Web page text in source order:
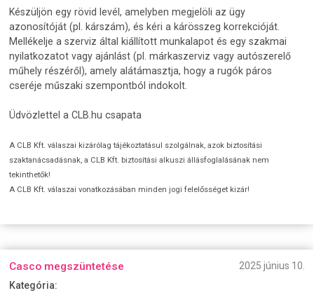
Készüljön egy rövid levél, amelyben megjelöli az ügy
azonosítóját (pl. kárszám), és kéri a kárösszeg korrekcióját.
Mellékelje a szerviz által kiállított munkalapot és egy szakmai
nyilatkozatot vagy ajánlást (pl. márkaszerviz vagy autószerelő
műhely részéről), amely alátámasztja, hogy a rugók páros
cseréje műszaki szempontból indokolt.
Üdvözlettel a CLB.hu csapata
A CLB Kft. válaszai kizárólag tájékoztatásul szolgálnak, azok biztosítási
szaktanácsadásnak, a CLB Kft. biztosítási alkuszi állásfoglalásának nem
tekinthetők!
A CLB Kft. válaszai vonatkozásában minden jogi felelősséget kizár!
Casco megszüntetése
2025 június 10.
Kategória: